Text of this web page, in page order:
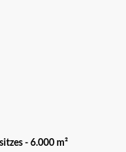
- 6.000 m²